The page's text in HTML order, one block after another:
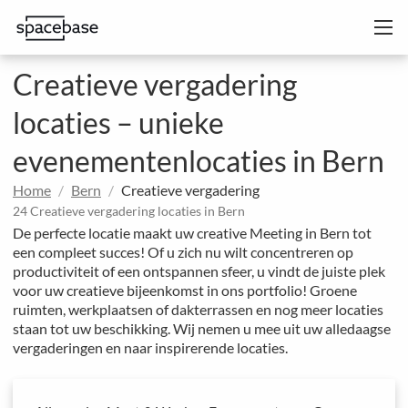
Creatieve vergadering
locaties – unieke
evenementenlocaties in Bern
Home Bern Creatieve vergadering
24 Creatieve vergadering locaties in Bern
De perfecte locatie maakt uw creative Meeting in Bern tot
een compleet succes! Of u zich nu wilt concentreren op
productiviteit of een ontspannen sfeer, u vindt de juiste plek
voor uw creatieve bijeenkomst in ons portfolio! Groene
ruimten, werkplaatsen of dakterrassen en nog meer locaties
staan tot uw beschikking. Wij nemen u mee uit uw alledaagse
vergaderingen en naar inspirerende locaties.